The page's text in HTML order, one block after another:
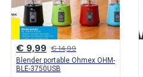
€ 9,99 € 14,99
Blender portable Ohmex OHM-
BLE-3750USB